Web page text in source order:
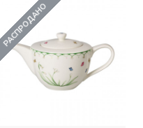
РАСПРОДАНО